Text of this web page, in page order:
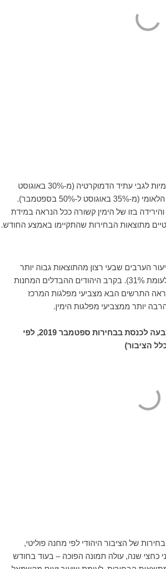
גם בקרב הערבים נמצאה עלייה באופטימיות לגבי עתיד הדמוקרטיה (מ-30% באוגוסט
בזו של הימין קשורה ככל הנראה במידת
מתוצאות הבחירות שהתקיימו באמצע החודש.
הערבים שבעי רצון מהתוצאות גבוה יותר
משיעור היהודים המרוצים מהן (56.5% לעומת 31%). בקרב היהודים ההבדלים המחנות
התרשים הבא מצביעי מפלגות המרכז
יותר ממצביעי מפלגות הימין.
שבעי רצון מתוצאות הבחירות לפי הצבעה לכנסת בבחירות ספטמבר 2019, לפי
של הציבור היהודי לפי מחנה פוליטי,
כחצי שנה, עולה תמונה הפוכה – בעוד בחודש